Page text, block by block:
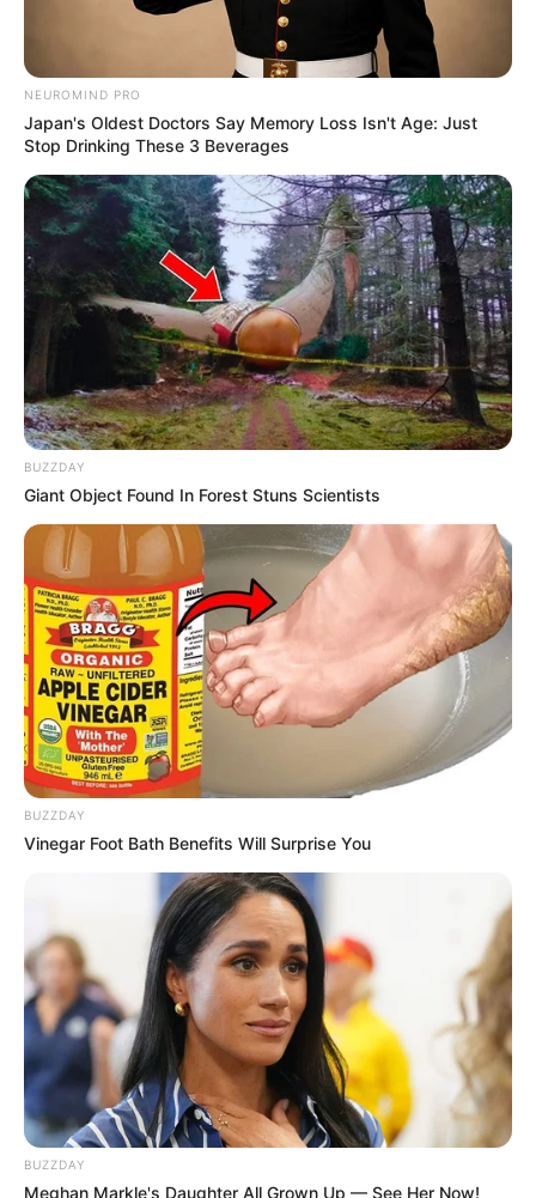
Serem! 9 Chat Ojek Online &
Pelanggan Ini Bikin Auto
Merinding
NEUROMIND PRO
Japan's Oldest Doctors Say Memory Loss Isn't Age: Just
Stop Drinking These 3 Beverages
BUZZDAY
Giant Object Found In Forest Stuns Scientists
BUZZDAY
Vinegar Foot Bath Benefits Will Surprise You
BUZZDAY
Meghan Markle's Daughter All Grown Up — See Her Now!